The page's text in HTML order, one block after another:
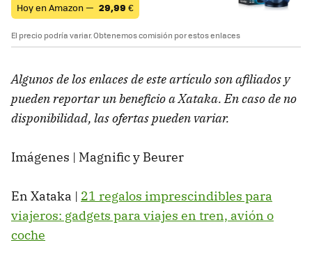
Hoy en Amazon — 29,99 €
El precio podría variar. Obtenemos comisión por estos enlaces
Algunos de los enlaces de este artículo son afiliados y
pueden reportar un beneficio a Xataka. En caso de no
disponibilidad, las ofertas pueden variar.
Imágenes | Magnific y Beurer
En Xataka | 21 regalos imprescindibles para
viajeros: gadgets para viajes en tren, avión o
coche